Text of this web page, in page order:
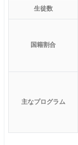
生徒数
国籍割合
主なプログラム